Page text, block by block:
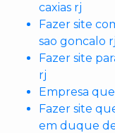
caxias rj
Fazer site
sao goncalo rj
Fazer site
rj
Empresa
Fazer site
em duque